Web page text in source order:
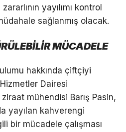
yayılımı kontrol
sağlanmış olacak.
MÜCADELE
hakkında çiftçiyi
Dairesi
ziraat mühendisi Barış Pasin,
yayılan kahverengi
bir mücadele çalışması